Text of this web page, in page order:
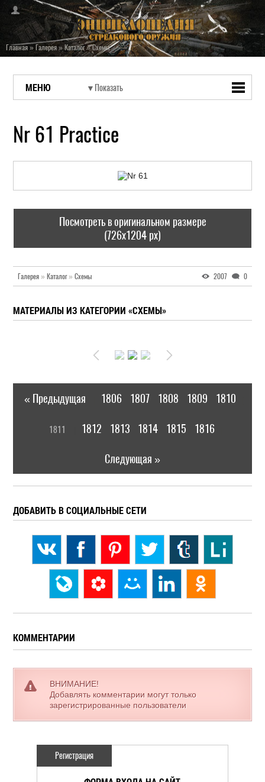
Главная»Галерея»Каталог»Схемы
МЕНЮ
Nr 61 Practice
Посмотреть в оригинальном размере
(726x1204 px)
Галерея » Каталог» Схемы 2007 0
МАТЕРИАЛЫ ИЗ КАТЕГОРИИ «СХЕМЫ»
« Предыдущая 1806 1807 1808 1809 1810
1811 1812 1813 1814 1815 1816
Следующая »
ДОБАВИТЬ В СОЦИАЛЬНЫЕ СЕТИ
КОММЕНТАРИИ
ВНИМАНИЕ!
Добавлять комментарии могут только
зарегистрированные пользователи
Регистрация